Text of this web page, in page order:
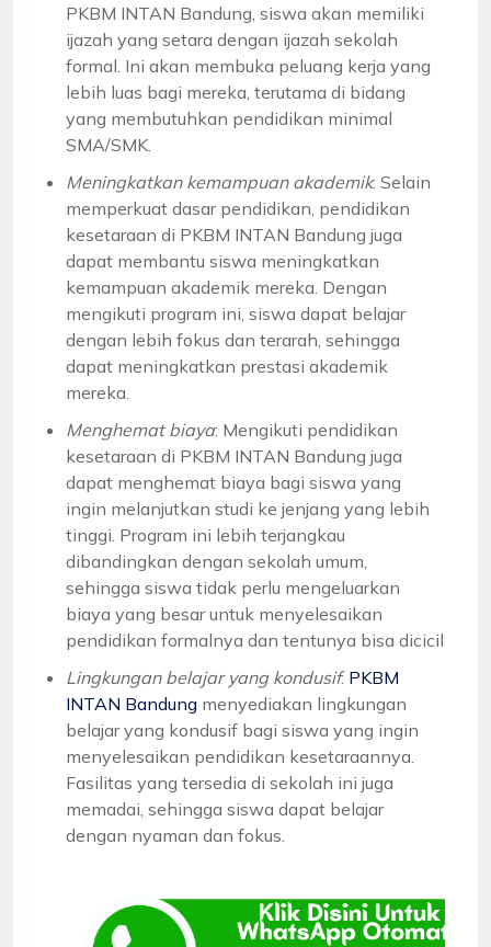
PKBM INTAN Bandung, siswa akan memiliki
ijazah yang setara dengan ijazah sekolah
formal. Ini akan membuka peluang kerja yang
lebih luas bagi mereka, terutama di bidang
yang membutuhkan pendidikan minimal
SMA/SMK.
Meningkatkan kemampuan akademik: Selain
memperkuat dasar pendidikan, pendidikan
kesetaraan di PKBM INTAN Bandung juga
dapat membantu siswa meningkatkan
kemampuan akademik mereka. Dengan
mengikuti program ini, siswa dapat belajar
dengan lebih fokus dan terarah, sehingga
dapat meningkatkan prestasi akademik
mereka.
Menghemat biaya: Mengikuti pendidikan
kesetaraan di PKBM INTAN Bandung juga
dapat menghemat biaya bagi siswa yang
ingin melanjutkan studi ke jenjang yang lebih
tinggi. Program ini lebih terjangkau
dibandingkan dengan sekolah umum,
sehingga siswa tidak perlu mengeluarkan
biaya yang besar untuk menyelesaikan
pendidikan formalnya dan tentunya bisa dicicil
Lingkungan belajar yang kondusif: PKBM
INTAN Bandung menyediakan lingkungan
belajar yang kondusif bagi siswa yang ingin
menyelesaikan pendidikan kesetaraannya.
Fasilitas yang tersedia di sekolah ini juga
memadai, sehingga siswa dapat belajar
dengan nyaman dan fokus.